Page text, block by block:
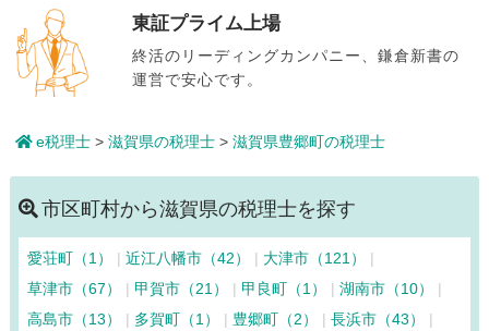
東証プライム上場
終活のリーディングカンパニー、鎌倉新書の
運営で安心です。
e税理士> 滋賀県の税理士> 滋賀県豊郷町の税理士
市区町村から滋賀県の税理士を探す
愛荘町（1） 近江八幡市（42）
大津市（121）
草津市（67）
甲賀市（21） 甲良町（1）
湖南市（10）
高島市（13）
多賀町（1） 豊郷町（2）
長浜市（43）